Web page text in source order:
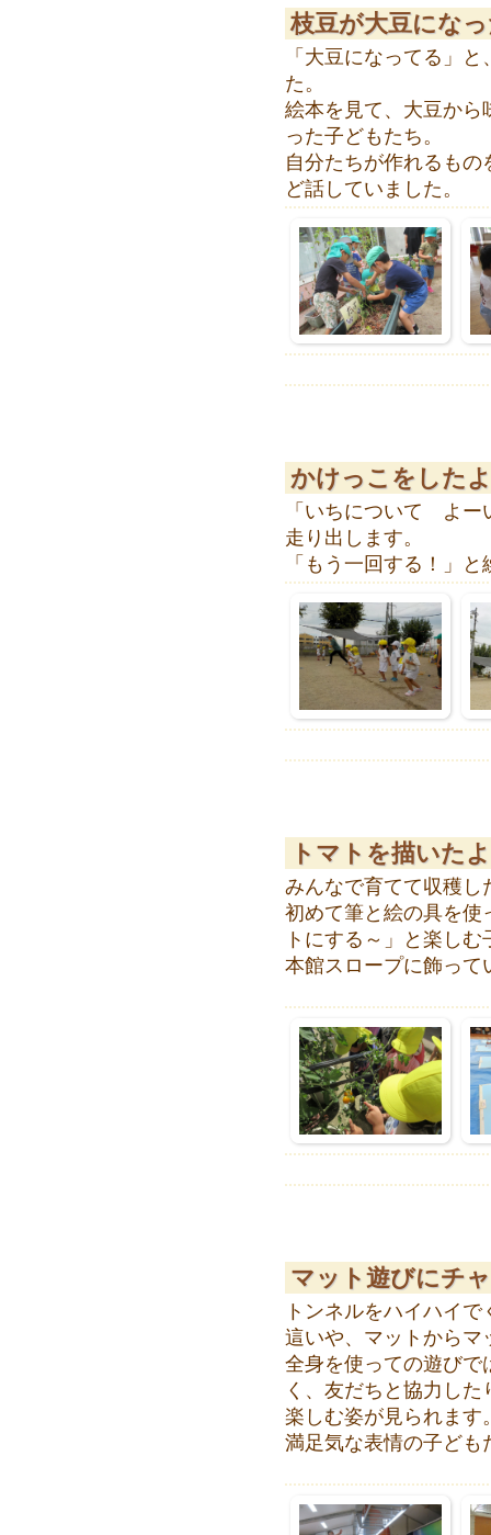
枝豆が大豆にな
「大豆になってる」
た。
絵本を見て、大豆から
った子どもたち。
自分たちが作れるも
ど話していました。
かけっこをした
「いちについて よ
走り出します。
「もう一回する！」
トマトを描いた
みんなで育てて収穫し
初めて筆と絵の具を使
トにする～」と楽し
本館スロープに飾って
マット遊びにチ
トンネルをハイハイ
這いや、マットからマ
全身を使っての遊びで
く、友だちと協力し
楽しむ姿が見られます
満足気な表情の子ども